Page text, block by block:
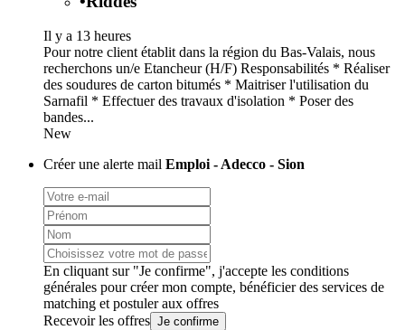
Il y a 13 heures
Pour notre client établit dans la région du Bas-Valais, nous
recherchons un/e Etancheur (H/F) Responsabilités * Réaliser
des soudures de carton bitumés * Maitriser l'utilisation du
Sarnafil * Effectuer des travaux d'isolation * Poser des
bandes...
New
Créer une alerte mail Emploi - Adecco - Sion
En cliquant sur "Je confirme", j'accepte les conditions
générales pour créer mon compte, bénéficier des services de
matching et postuler aux offres
Recevoir les offres Je confirme